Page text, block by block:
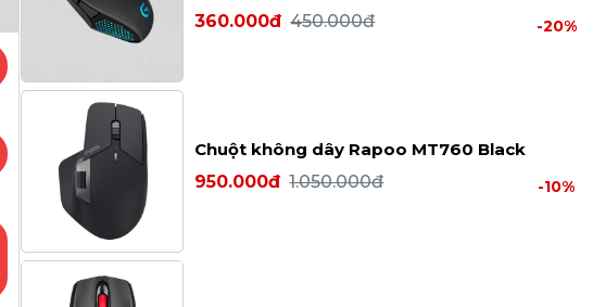
360.000đ 450.000đ -20%
Chuột không dây Rapoo MT760 Black
950.000đ 1.050.000đ -10%